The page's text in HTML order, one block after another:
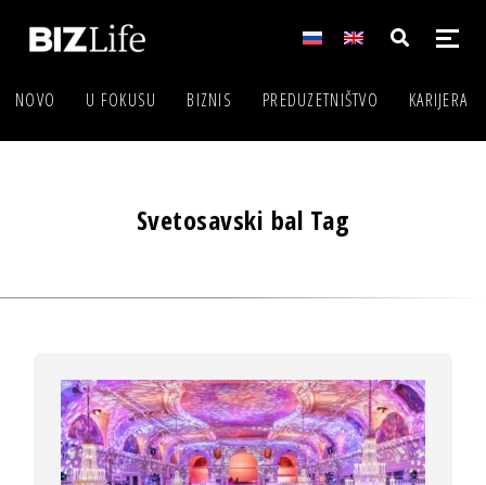
NOVO U FOKUSU BIZNIS PREDUZETNIŠTVO KARIJERA
Svetosavski bal Tag